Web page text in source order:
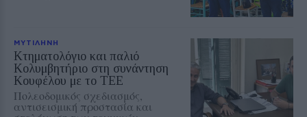
ΜΥΤΙΛΗΝΗ
Κτηματολόγιο και παλιό
Κολυμβητήριο στη συνάντηση
Κουφέλου με το ΤΕΕ
Πολεοδομικός σχεδιασμός,
αντισεισμική προστασία και